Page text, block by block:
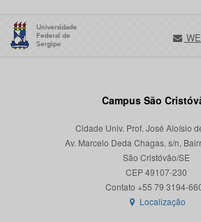
Campus São
Cidade Univ. Prof. José Aloísio
Av. Marcelo Deda Chagas, s/n,
São Cristóvão/SE
CEP 49107-230
Localização